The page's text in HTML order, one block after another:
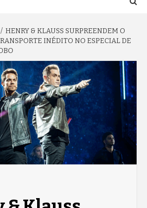
HENRY & KLAUSS SURPREENDEM O
INÉDITO NO ESPECIAL DE